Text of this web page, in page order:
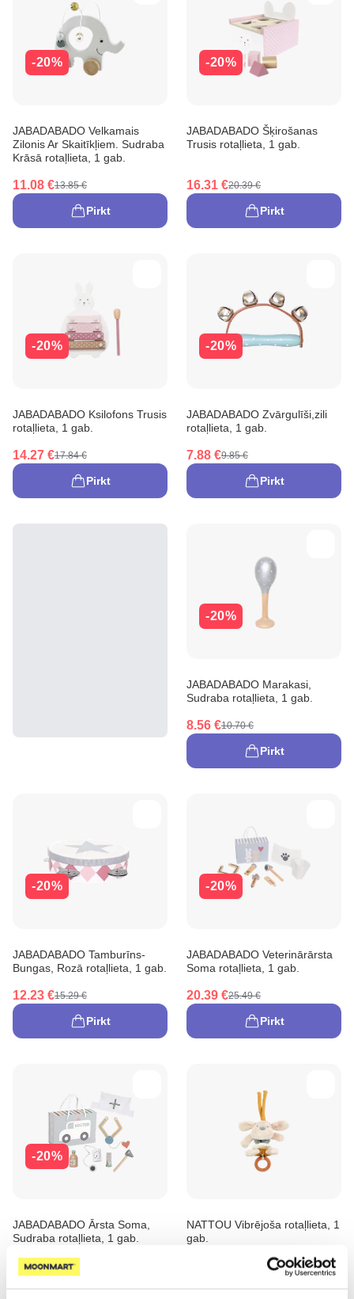
-20%
JABADABADO Velkamais
Zilonis Ar Skaitīkļiem. Sudraba
Krāsā rotaļlieta, 1 gab.
11.08 €13.85 €
Pirkt
-20%
JABADABADO Šķirošanas
Trusis rotaļlieta, 1 gab.
16.31 €20.39 €
Pirkt
-20%
JABADABADO Ksilofons Trusis
rotaļlieta, 1 gab.
14.27 €17.84 €
Pirkt
-20%
JABADABADO Zvārgulīši,zili
rotaļlieta, 1 gab.
7.88 €9.85 €
Pirkt
-20%
JABADABADO Marakasi,
Sudraba rotaļlieta, 1 gab.
8.56 €10.70 €
Pirkt
-20%
JABADABADO Tamburīns-
Bungas, Rozā rotaļlieta, 1 gab.
12.23 €15.29 €
Pirkt
-20%
JABADABADO Veterinārārsta
Soma rotaļlieta, 1 gab.
20.39 €25.49 €
Pirkt
-20%
JABADABADO Ārsta Soma,
Sudraba rotaļlieta, 1 gab.
24.47 €30.59 €
Pirkt
NATTOU Vibrējoša rotaļlieta, 1
gab.
Pirkt